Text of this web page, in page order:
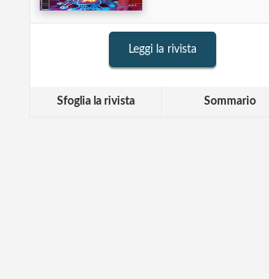
Leggi la rivista
Sfoglia la rivista Sommario